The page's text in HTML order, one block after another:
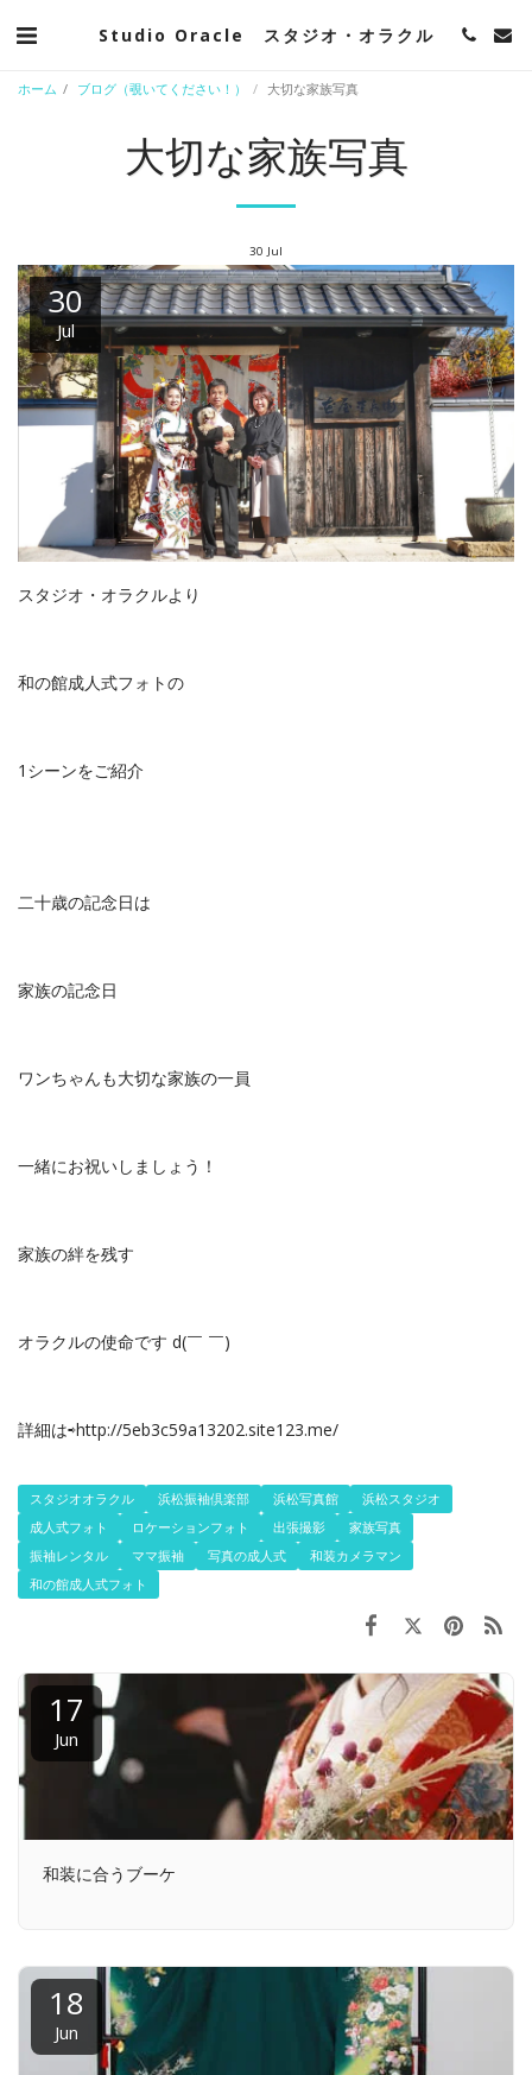
Studio Oracle スタジオ・オラクル
ホーム ブログ（覗いてください！） 大切な家族写真
大切な家族写真
30 Jul
30
Jul
スタジオ・オラクルより
和の館成人式フォトの
1シーンをご紹介
二十歳の記念日は
家族の記念日
ワンちゃんも大切な家族の一員
一緒にお祝いしましょう！
家族の絆を残す
オラクルの使命です d(￣ ￣)
詳細は⇨http://5eb3c59a13202.site123.me/
スタジオオラクル 浜松振袖倶楽部 浜松写真館
浜松スタジオ
成人式フォト
ロケーションフォト 出張撮影
家族写真
振袖レンタル
ママ振袖 写真の成人式
和装カメラマン
和の館成人式フォト
17
Jun
和装に合うブーケ
18
Jun